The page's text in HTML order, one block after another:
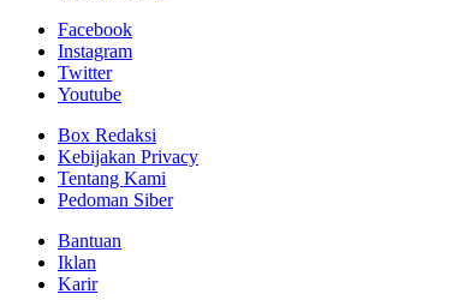
Facebook
Instagram
Twitter
Youtube
Box Redaksi
Kebijakan Privacy
Tentang Kami
Pedoman Siber
Bantuan
Iklan
Karir